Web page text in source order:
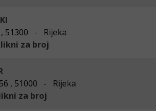
, 51300 - Rijeka
za broj
, 51000 - Rijeka
za broj